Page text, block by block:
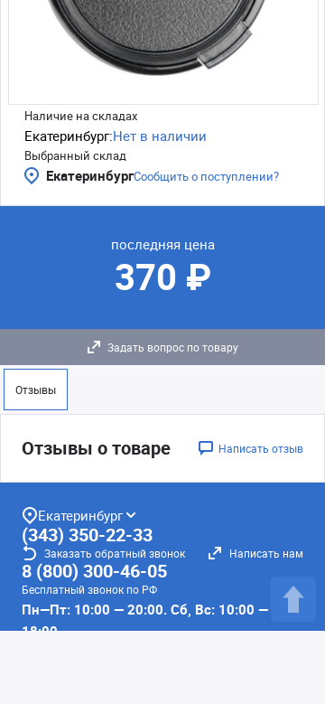
Наличие на складах
Екатеринбург:Нет в наличии
Выбранный склад
ЕкатеринбургСообщить о поступлении?
последняя цена
370 ₽
Задать вопрос по товару
Отзывы
Отзывы о товаре Написать отзыв
Екатеринбург
(343) 350-22-33
Заказать обратный звонок Написать нам
8 (800) 300-46-05
Бесплатный звонок по РФ
Пн—Пт: 10:00 — 20:00. Сб, Вс: 10:00 —
18:00